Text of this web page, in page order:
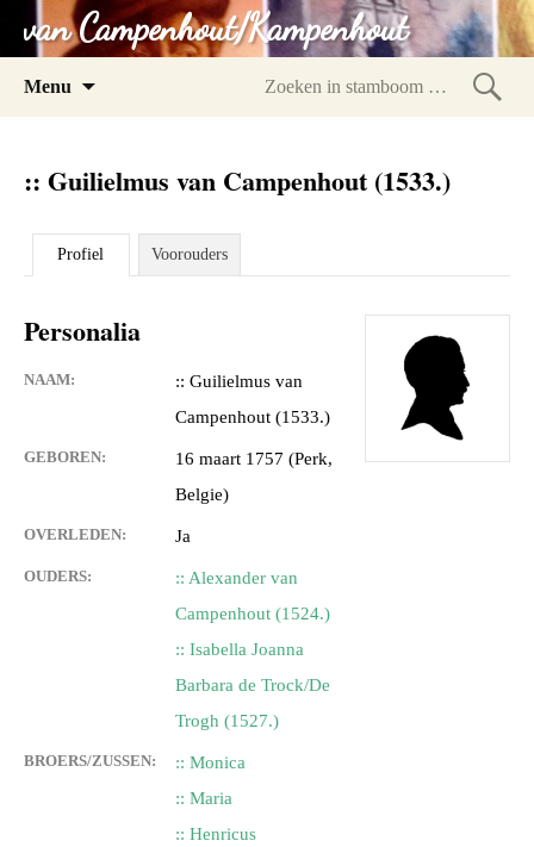
van Campenhout/Kampenhout
Menu
:: Guilielmus van Campenhout (1533.)
Profiel Voorouders
Personalia
NAAM:
:: Guilielmus van
Campenhout (1533.)
GEBOREN:
16 maart 1757 (Perk,
Belgie)
OVERLEDEN: Ja
OUDERS:
:: Alexander van
Campenhout (1524.)
:: Isabella Joanna
Barbara de Trock/De
Trogh (1527.)
BROERS/ZUSSEN:
:: Monica
:: Maria
:: Henricus